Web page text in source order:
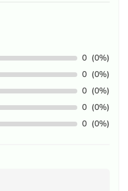
0 (0%)
0 (0%)
0 (0%)
0 (0%)
0 (0%)